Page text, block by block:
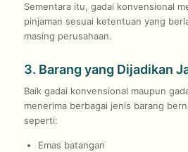
Sementara itu, gadai konvensional
pinjaman sesuai ketentuan yang
masing perusahaan.
3. Barang yang Dijadikan
Baik gadai konvensional maupun
menerima berbagai jenis barang
seperti:
Emas batangan